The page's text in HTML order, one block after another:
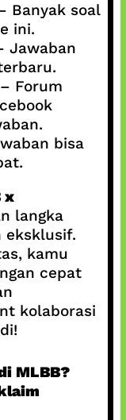
Banyak soal
ini.
Jawaban
Forum
bisa
x
langka
eksklusif.
kamu
cepat
kolaborasi
MLBB?